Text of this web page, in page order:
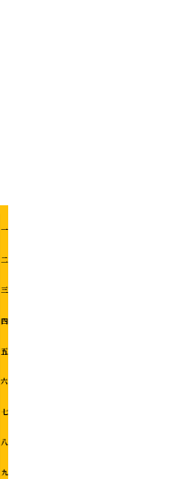
一
二
三
四
五
六
七
八
九